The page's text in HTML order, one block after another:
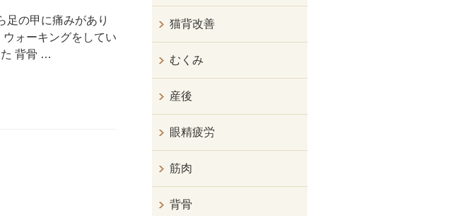
足の甲に痛みがあり
ォーキングをしてい
た 背骨 …
猫背改善
むくみ
産後
眼精疲労
筋肉
背骨